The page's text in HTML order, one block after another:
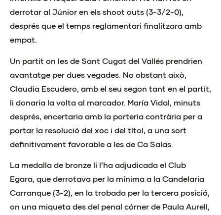
derrotar al Júnior en els shoot outs (3-3/2-0),
després que el temps reglamentari finalitzara amb
empat.
Un partit on les de Sant Cugat del Vallés prendrien
avantatge per dues vegades. No obstant això,
Claudia Escudero, amb el seu segon tant en el partit,
li donaria la volta al marcador. María Vidal, minuts
després, encertaria amb la porteria contrària per a
portar la resolució del xoc i del títol, a una sort
definitivament favorable a les de Ca Salas.
La medalla de bronze li l’ha adjudicada el Club
Egara, que derrotava per la mínima a la Candelaria
Carranque (3-2), en la trobada per la tercera posició,
on una miqueta des del penal córner de Paula Aurell,